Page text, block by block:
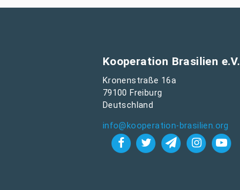
Kooperation Brasilien e.V.
Kronenstraße 16a
79100 Freiburg
Deutschland
info@kooperation-brasilien.org